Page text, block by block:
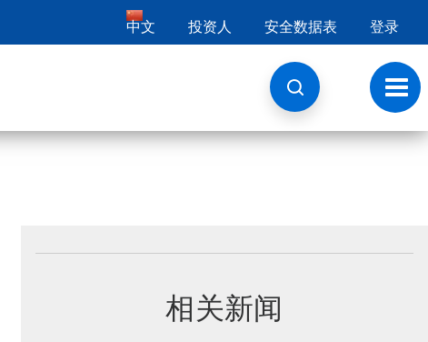
中文 投资人 安全数据表 登录
切
换
导
航
相关新闻